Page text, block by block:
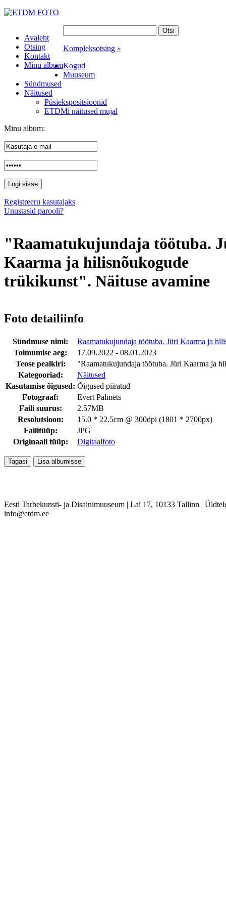
Avaleht
Otsing
Kontakt
Minu album
Kompleksotsing »
Kogud
Muuseum
Sündmused
Näitused
Püsiekspositsioonid
ETDMi näitused mujal
Minu album:
Registreeru kasutajaks
Unustasid parooli?
"Raamatukujundaja töötuba.
Kaarma ja hilisnõukogude
trükikunst". Näituse avamine
Foto detailiinfo
Sündmuse nimi:
Raamatukujundaja töötuba. Jüri Kaarma ja
Toimumise aeg:
17.09.2022 - 08.01.2023
Teose pealkiri:
"Raamatukujundaja töötuba. Jüri Kaarma ja
Kategooriad:
Näitused
Kasutamise õigused: Õigused piiratud
Fotograaf:
Evert Palmets
Faili suurus:
2.57MB
Resolutsioon:
15.0 * 22.5cm @ 300dpi (1801 * 2700px)
Failitüüp:
JPG
Originaali tüüp:
Digitaalfoto
Eesti Tarbekunsti- ja Disainimuuseum | Lai 17, 10133 Tallinn |
info@etdm.ee